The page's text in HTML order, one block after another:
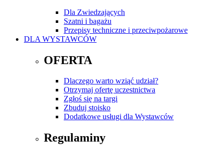
Dla Zwiedzających
Szatni i bagażu
Przepisy techniczne i przeciwpożarowe
DLA WYSTAWCÓW
OFERTA
Dlaczego warto wziąć udział?
Otrzymaj ofertę uczestnictwa
Zgłoś się na targi
Zbuduj stoisko
Dodatkowe usługi dla Wystawców
Regulaminy